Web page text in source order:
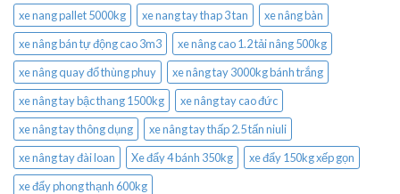
xe nang pallet 5000kg
xe nang tay thap 3 tan
xe nâng bàn
xe nâng bán tự động cao 3m3
xe nâng cao 1.2 tải nâng 500kg
xe nâng quay đổ thùng phuy
xe nâng tay 3000kg bánh trắng
xe nâng tay bậc thang 1500kg
xe nâng tay cao đức
xe nâng tay thông dụng
xe nâng tay thấp 2.5 tấn niuli
xe nâng tay đài loan
Xe đẩy 4 bánh 350kg
xe đẩy 150kg xếp gọn
xe đẩy phong thạnh 600kg